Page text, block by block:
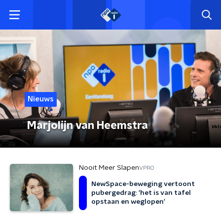
Nieuws
Marjolijn van Heemstra
Nooit Meer SlapenVPRO
NewSpace-beweging vertoont
pubergedrag: 'het is van tafel
opstaan en weglopen'